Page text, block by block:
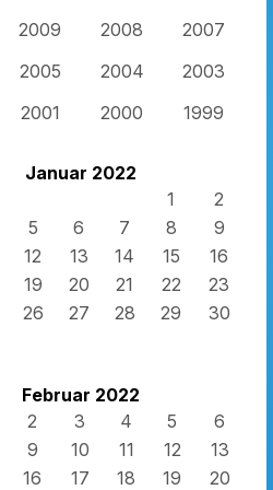
2009 2008
2007
2005 2004
2003
2001 2000 1999
Januar 2022
1
2
5 6 7 8
9
12 13 14 15
16
19 20 21 22
23
26 27 28 29
30
Februar 2022
2 3 4 5
6
9 10 11 12
13
16 17 18 19
20